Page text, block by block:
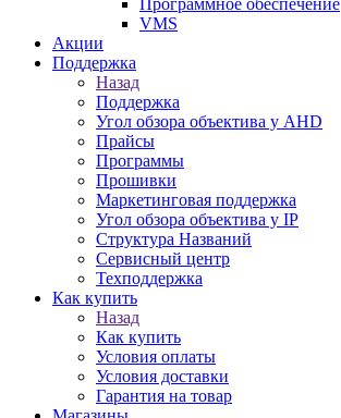
Программное обеспечение
VMS
Акции
Поддержка
Назад
Поддержка
Угол обзора объектива у AHD
Прайсы
Программы
Прошивки
Маркетинговая поддержка
Угол обзора объектива у IP
Структура Названий
Сервисный центр
Техподдержка
Как купить
Назад
Как купить
Условия оплаты
Условия доставки
Гарантия на товар